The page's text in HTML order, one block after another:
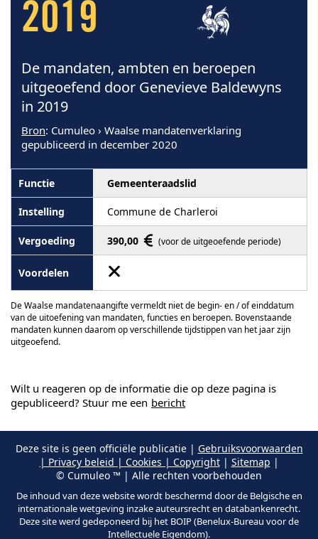
2019
De mandaten, ambten en beroepen
uitgeoefend door Genevieve Baldewyns
in 2019
Bron: Cumuleo › Waalse mandatenverklaring
gepubliceerd in december 2020
Gemeenteraadslid
Commune de Charleroi
390,00 (voor de uitgeoefende periode)
De Waalse mandatenaangifte vermeldt niet de begin- en / of einddatum
van de uitoefening van mandaten, functies en beroepen. Bovenstaande
mandaten kunnen daarom op verschillende tijdstippen van het jaar zijn
uitgeoefend.
Wilt u reageren op de informatie die op deze pagina is
gepubliceerd? Stuur me een bericht
Deze site is geen officiële publicatie | Gebruiksvoorwaarden
| Privacy beleid | Cookies | Copyright| Sitemap |
© Cumuleo ™ | Alle rechten voorbehouden
De inhoud van deze website wordt beschermd door de Belgische en
internationale wetgeving inzake auteursrecht en databankenrecht.
Deze site werd gedeponeerd bij het BOIP (Benelux-Bureau voor de
Intellectuele Eigendom).